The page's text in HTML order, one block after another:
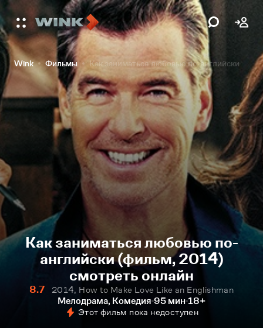
Wink Фильмы Как заниматься любовью по-английски
Как заниматься любовью по-
английски (фильм, 2014)
смотреть онлайн
8.7
2014, How to Make Love Like an Englishman
Мелодрама, Комедия 95 мин 18+
Этот фильм пока недоступен